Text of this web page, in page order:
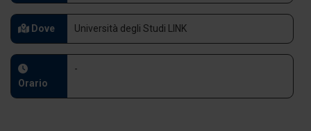
Dove Università degli Studi LINK
Orario
-